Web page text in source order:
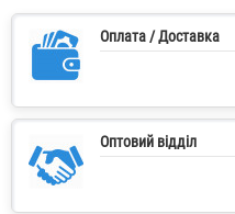
Оплата / Доставка
Оптовий відділ